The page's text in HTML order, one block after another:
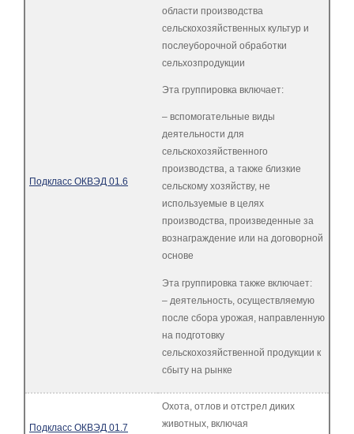
Подкласс ОКВЭД 01.6
области производства
сельскохозяйственных культур и
послеуборочной обработки
сельхозпродукции
Эта группировка включает:
– вспомогательные виды
деятельности для
сельскохозяйственного
производства, а также близкие
сельскому хозяйству, не
используемые в целях
производства, произведенные за
вознаграждение или на договорной
основе
Эта группировка также включает:
– деятельность, осуществляемую
после сбора урожая, направленную
на подготовку
сельскохозяйственной продукции к
сбыту на рынке
Подкласс ОКВЭД 01.7
Охота, отлов и отстрел диких
животных, включая